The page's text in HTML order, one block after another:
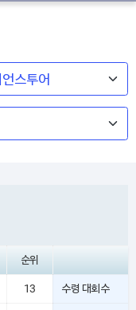
순위
13 수령 대회수